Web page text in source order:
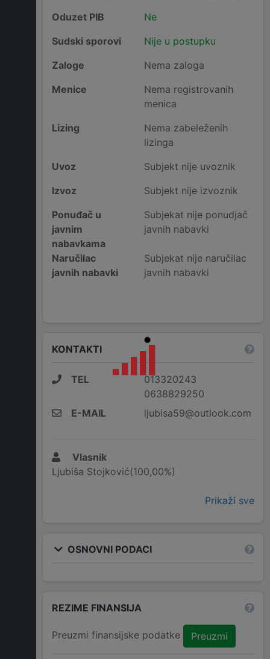
Oduzet PIB
Ne
Sudski sporovi
Nije u postupku
Zaloge
Nema zaloga
Menice
Nema registrovanih
menica
Lizing
Nema zabeleženih
lizinga
Uvoz
Subjekt nije uvoznik
Izvoz
Subjekt nije izvoznik
Ponuđač u
javnim
nabavkama
Subjekat nije ponudjač
javnih nabavki
Naručilac
javnih nabavki
Subjekat nije naručilac
javnih nabavki
KONTAKTI
TEL
013320243
0638829250
E-MAIL
ljubisa59@outlook.com
Vlasnik
Ljubiša Stojković(100,00%)
Prikaži sve
OSNOVNI PODACI
REZIME FINANSIJA
Preuzmi finansijske podatke Preuzmi